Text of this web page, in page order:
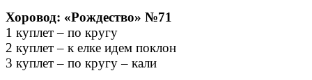
Хоровод: «Рождество» №71
1 куплет – по кругу
2 куплет – к елке идем поклон
3 куплет – по кругу – кали